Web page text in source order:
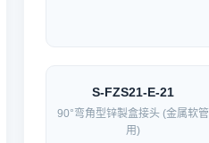
S-FZS21-E-21
90°弯角型锌製盒接头 (金属软管
用)